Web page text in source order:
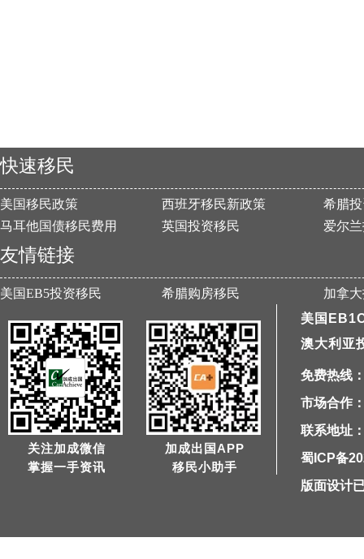
快速移民
美国移民政策 西班牙移民新政策
希腊
马耳他国债移民费用
英国投资移民 爱尔
友情链接
美国EB5投资移民 希腊购房移民 加拿
关注加成微信
掌握一手资讯
加成出国APP
移民小助手
美国
澳大利亚
免费热线
市场合作
联系地址
蜀ICP备
版面设计